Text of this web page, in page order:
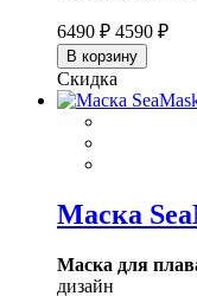
6490 ₽ 4590 ₽
В корзину
Скидка
Маска
Маска для
дизайн